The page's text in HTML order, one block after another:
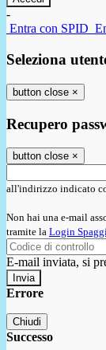
-
Entra con SPID
Seleziona
button close ×
Recupero
button close ×
all'indirizzo indicato
Non hai una e-mail
tramite la Login
E-mail inviata, si
Errore
Chiudi
Successo